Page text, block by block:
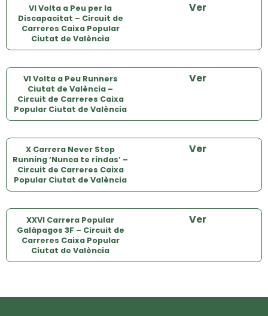
VI Volta a Peu per la
Discapacitat – Circuit de
Carreres Caixa Popular
Ciutat de València
Ver
VI Volta a Peu Runners
Ciutat de València –
Circuit de Carreres Caixa
Popular Ciutat de València
Ver
X Carrera Never Stop
Running ‘Nunca te rindas’ –
Circuit de Carreres Caixa
Popular Ciutat de València
Ver
XXVI Carrera Popular
Galápagos 3F – Circuit de
Carreres Caixa Popular
Ciutat de València
Ver